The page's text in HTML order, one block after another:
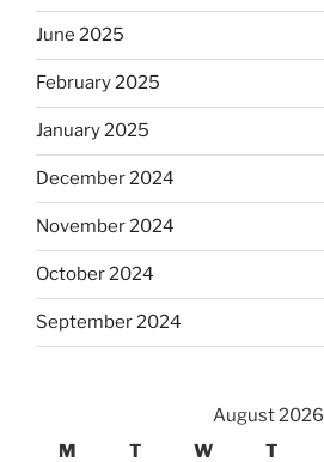
June 2025
February 2025
January 2025
December 2024
November 2024
October 2024
September 2024
August 2026
M
T W T